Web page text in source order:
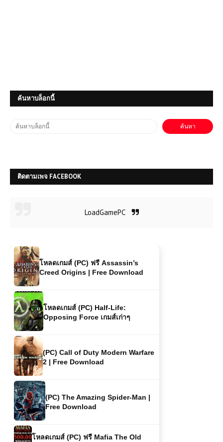
ค้นหาบล็อกนี้
ติดตามเพจ FACEBOOK
LoadGamePC
(PC) Car Mechanic Simulator
(PC) Jurassic World Evolution 3
โหลดเกมส์ (PC) ฟรี Assassin’s
Creed Origins | Free Download
โหลดเกมส์ (PC) Half-Life:
Opposing Force เกมส์เก่าๆ
(PC) Call of Duty Modern Warfare
2 | Free Download
(PC) The Amazing Spider-Man |
Free Download
โหลดเกมส์ (PC) ฟรี Mafia The Old